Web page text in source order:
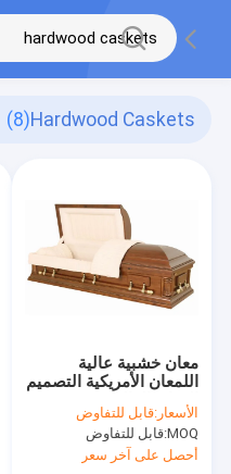
Hardwood Caskets
(8)
معان خشبية عالية
اللمعان الأمريكية التصميم
المتانة العالية SGS
الأسعار:قابل للتفاوض
MOQ: قابل للتفاوض
أحصل على آخر سعر